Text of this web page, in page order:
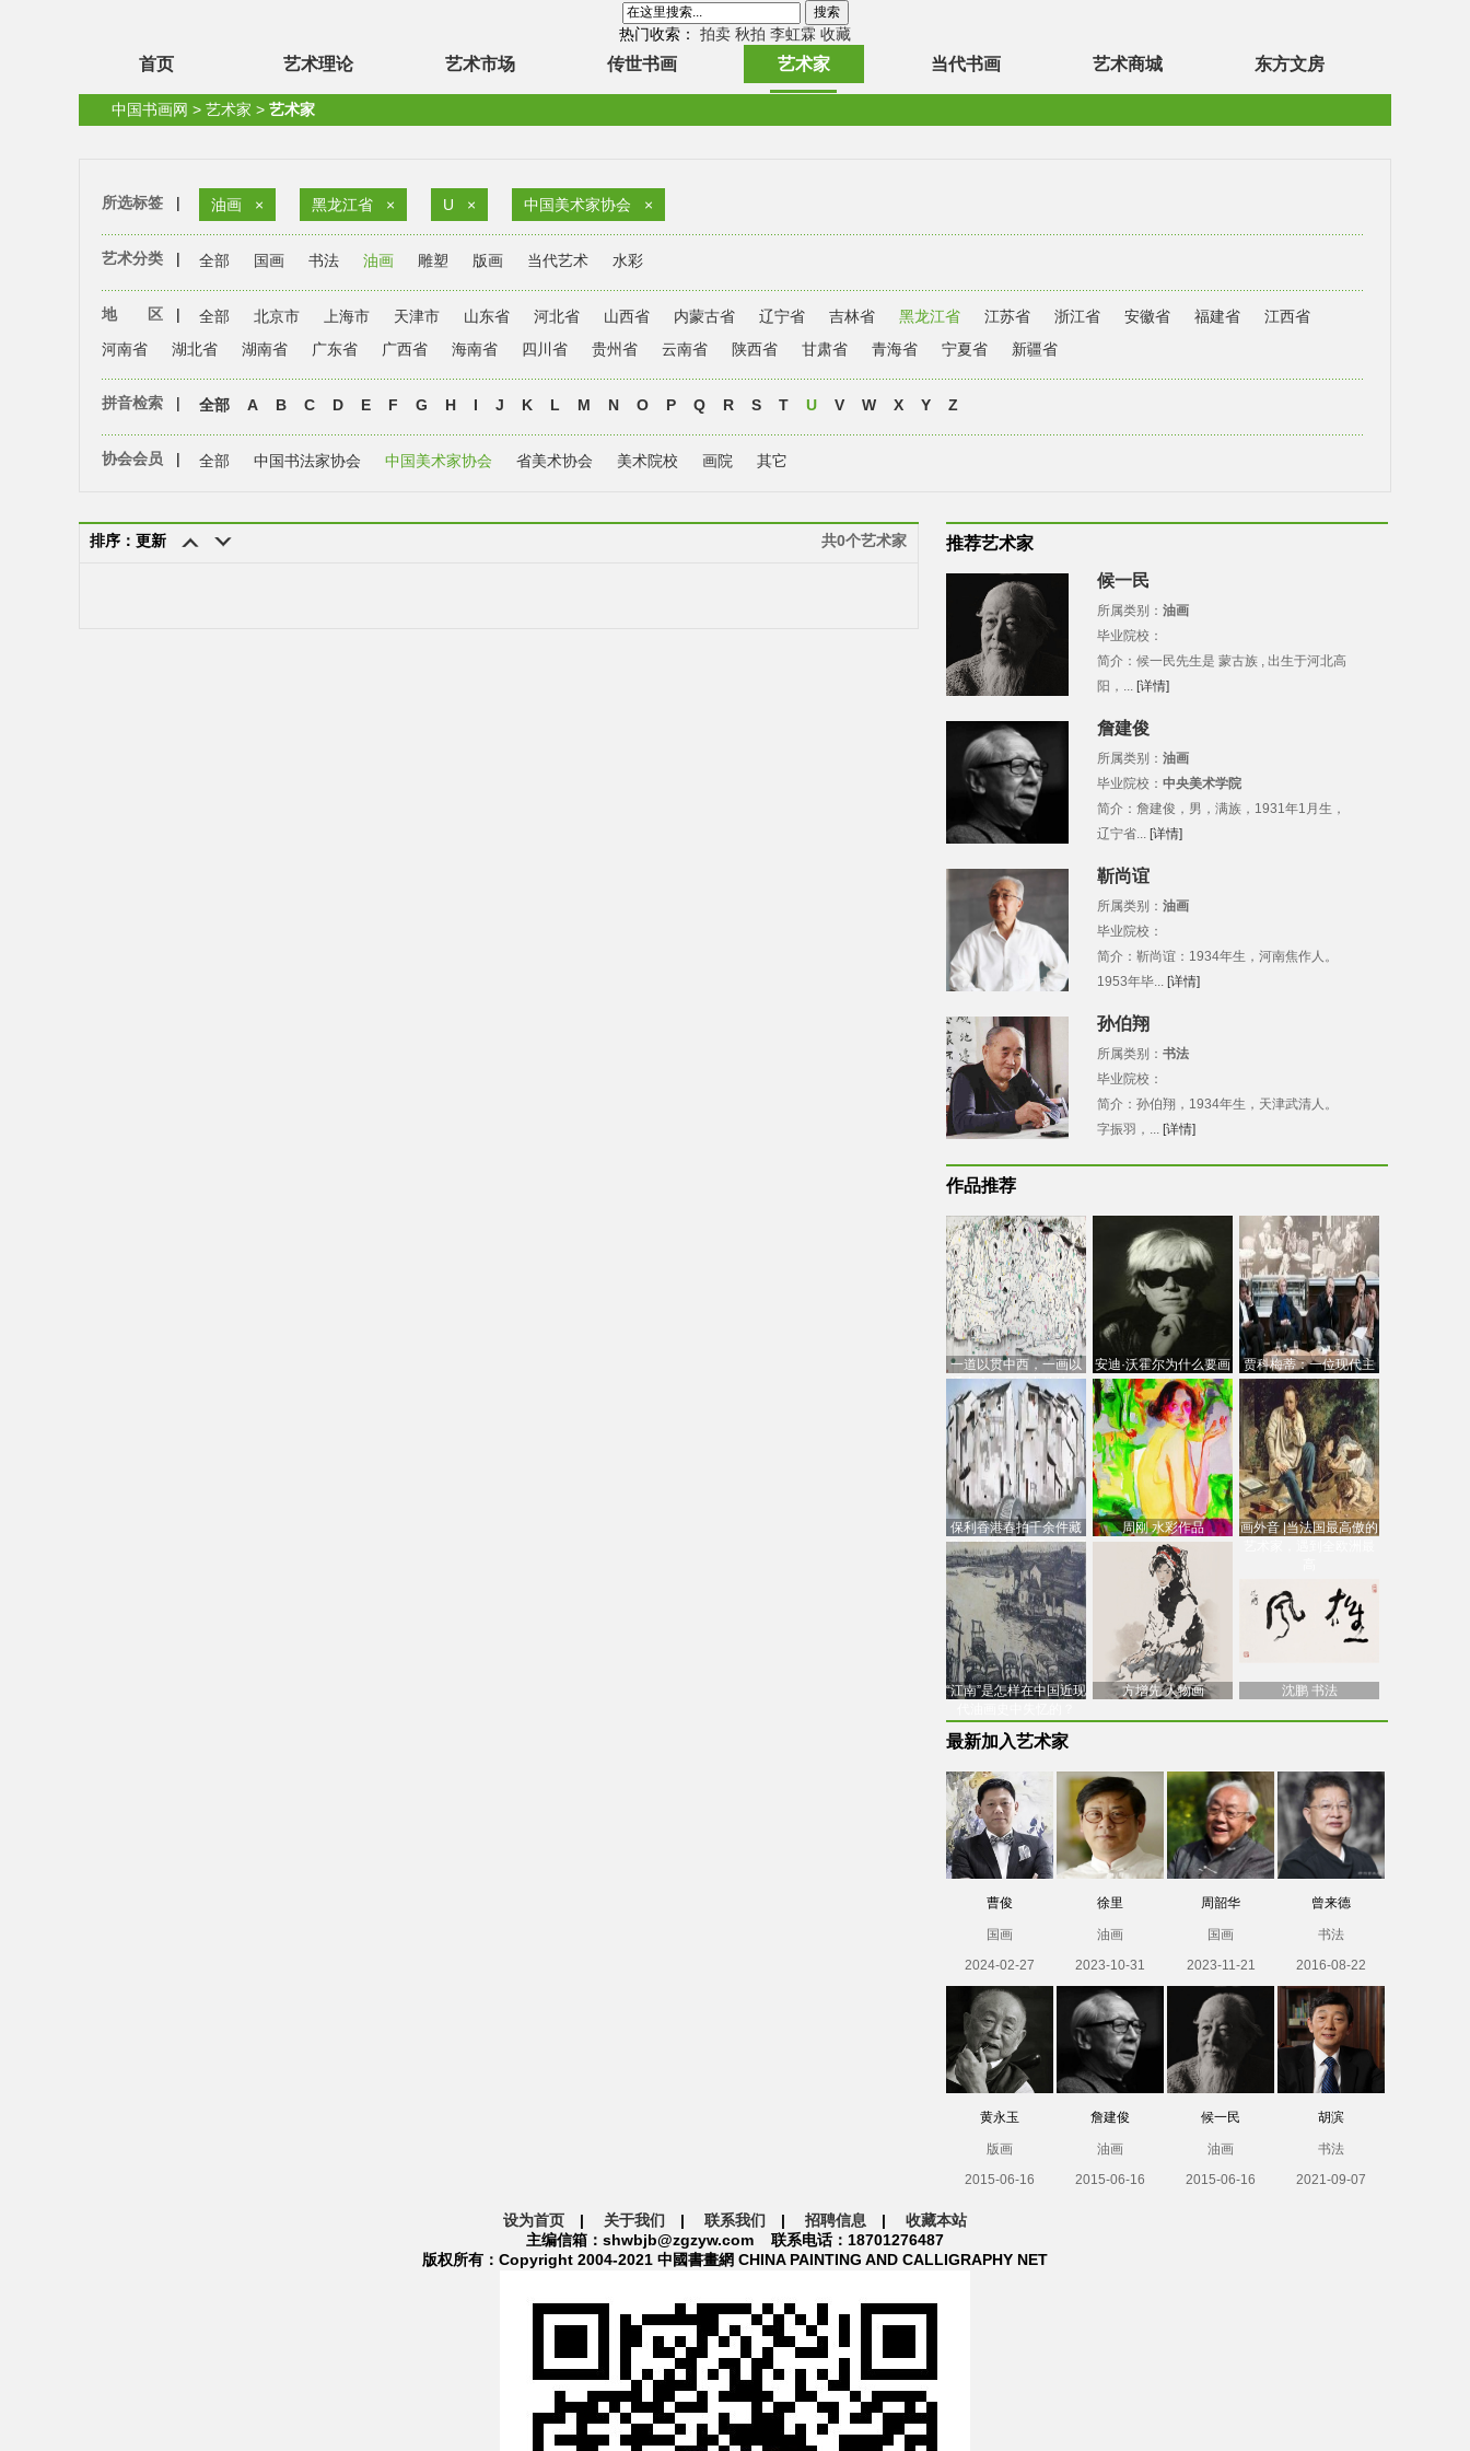
热门收索： 拍卖 秋拍 李虹霖 收藏
首页 艺术理论 艺术市场 传世书画 艺术家 当代书画 艺术商城 东方文房
中国书画网 > 艺术家 > 艺术家
所选标签 | 油画 × 黑龙江省 × U × 中国美术家协会 ×
艺术分类 | 全部 国画 书法 油画 雕塑 版画 当代艺术 水彩
地 区 | 全部 北京市 上海市 天津市 山东省 河北省 山西省 内蒙古省 辽宁省 吉林省 黑龙江省 江苏省 浙江省 安徽省 福建省
江西省
河南省
湖北省 湖南省 广东省 广西省 海南省 四川省 贵州省 云南省 陕西省 甘肃省 青海省 宁夏省 新疆省
拼音检索 | 全部 A B C D E F G H I J K L M N O P Q R S T U V W X Y Z
协会会员 | 全部 中国书法家协会 中国美术家协会 省美术协会 美术院校 画院 其它
排序：更新 共0个艺术家 推荐艺术家
候一民
所属类别： 油画
毕业院校：
简介：候一民先生是 蒙古族 , 出生于河北高
阳，... [详情]
詹建俊
所属类别： 油画
毕业院校： 中央美术学院
简介：詹建俊，男，满族，1931年1月生，
辽宁省... [详情]
靳尚谊
所属类别： 油画
毕业院校：
简介：靳尚谊：1934年生，河南焦作人。
1953年毕... [详情]
孙伯翔
所属类别： 书法
毕业院校：
简介：孙伯翔，1934年生，天津武清人。
字振羽，... [详情]
作品推荐
一道以贯中西，一画以
通古今：吴冠中的绘画
创
安迪·沃霍尔为什么要画
芭比
贾科梅蒂：一位现代主
义的“当代”艺术家
保利香港春拍千余件藏
品估价逾7亿港元，吴冠
中
周刚 水彩作品
画外音 |当法国最高傲的
“江南”是怎样在中国近现
方增先 人物画 沈鹏 书法
最新加入艺术家
曹俊
国画
2024-02-27
徐里
油画
2023-10-31
周韶华
国画
2023-11-21
曾来德
书法
2016-08-22
黄永玉
版画
2015-06-16
詹建俊
油画
2015-06-16
候一民
油画
2015-06-16
胡滨
书法
2021-09-07
设为首页 | 关于我们 | 联系我们 | 招聘信息 | 收藏本站
主编信箱：shwbjb@zgzyw.com 联系电话：18701276487
版权所有：Copyright 2004-2021 中國書畫網 CHINA PAINTING AND CALLIGRAPHY NET